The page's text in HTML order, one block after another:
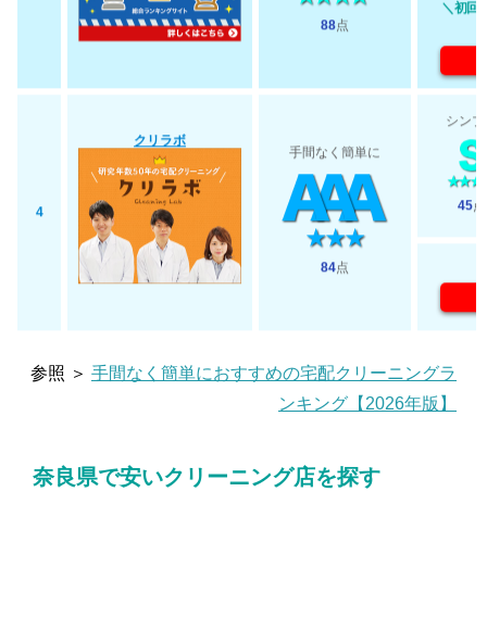
88点
＼初回
4
クリラボ
手間なく簡単に
84点
シン
45点
参照 ＞ 手間なく簡単におすすめの宅配クリーニングラ
ンキング【2026年版】
奈良県で安いクリーニング店を探す